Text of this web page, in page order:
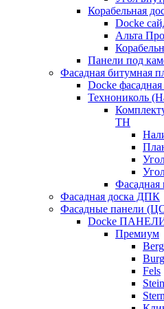
Корабельная
Docke
Альта
Панели под
Фасадная битумная
Docke
Технониколь
ТН
Фасадная
Фасадная доска ДПК
Фасадные панели
Docke
Премиум
Berg
Burg
Fels
Stein
Stern